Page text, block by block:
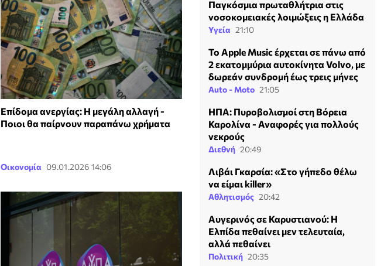
Επίδομα ανεργίας: Η μεγάλη αλλαγή -
Ποιοι θα παίρνουν παραπάνω χρήματα
Οικονομία 09.01.2026 14:06
Παγκόσμια πρωταθλήτρια στις
νοσοκομειακές λοιμώξεις η Ελλάδα
Υγεία 21:10
Το Apple Music έρχεται σε πάνω από
2 εκατομμύρια αυτοκίνητα Volvo, με
δωρεάν συνδρομή έως τρεις μήνες
Auto - Moto 21:05
ΗΠΑ: Πυροβολισμοί στη Βόρεια
Καρολίνα - Αναφορές για πολλούς
νεκρούς
Διεθνή 20:49
Λιβάι Γκαρσία: «Στο γήπεδο θέλω
να είμαι killer»
Αθλητισμός 20:42
Αυγερινός σε Καρυστιανού: Η
Ελπίδα πεθαίνει μεν τελευταία,
αλλά πεθαίνει
Πολιτική 20:35